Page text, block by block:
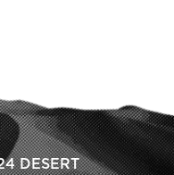
DESERT